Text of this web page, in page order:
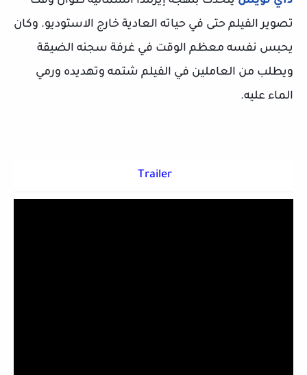
تصوير الفيلم حتى في حياته العادية خارج الاستوديو. وكان
يحبس نفسه معظم الوقت في غرفة سجنه الضيقة
ويطلب من العاملين في الفيلم شتمه وتهديده ورمي
الماء عليه.
Trailer